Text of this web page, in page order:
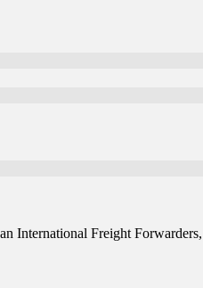
International Freight